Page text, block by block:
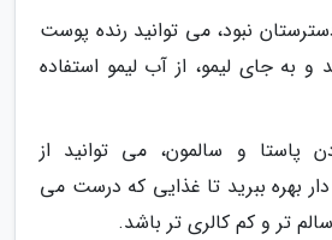
نبود، می توانید رنده پوست
و به جای لیمو، از آب لیمو استفاده
پاستا و سالمون، می توانید از
بهره ببرید تا غذایی که درست می
تر و کم کالری تر باشد.